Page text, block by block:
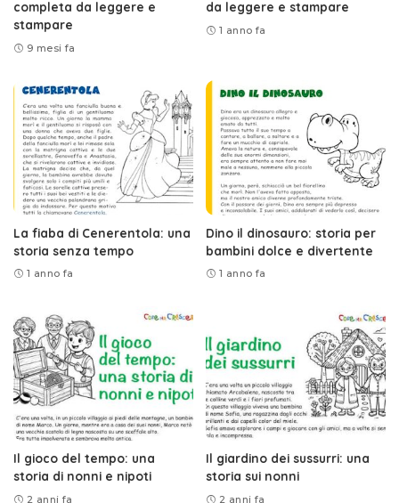
completa da leggere e
stampare
9 mesi fa
da leggere e stampare
1 anno fa
La fiaba di Cenerentola: una
storia senza tempo
1 anno fa
Dino il dinosauro: storia per
bambini dolce e divertente
1 anno fa
Il gioco del tempo: una
storia di nonni e nipoti
2 anni fa
Il giardino dei sussurri: una
storia sui nonni
2 anni fa